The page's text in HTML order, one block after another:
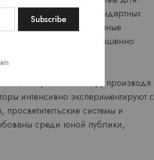
достичь в стандартных
втянуться в электронные
с продукцией на совершенно
в реальный мир, производя
интенсивно экспериментируют с
системы и
среди юной публики,